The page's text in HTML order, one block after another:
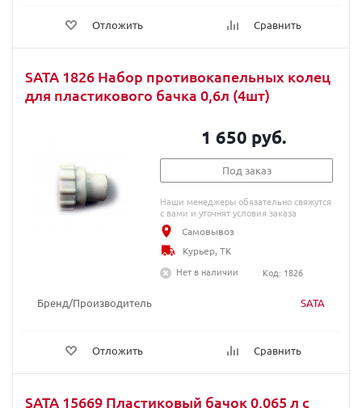
Отложить Сравнить
SATA 1826 Набор противокапельных колец
для пластикового бачка 0,6л (4шт)
Бренд/Производитель SATA
Отложить Сравнить
1 650 руб.
Под заказ
Наши менеджеры обязательно свяжутся
с вами и уточнят условия заказа
Самовывоз
Курьер, ТК
Нет в наличии
Код: 1826
SATA 15669 Пластиковый бачок 0,065 л с